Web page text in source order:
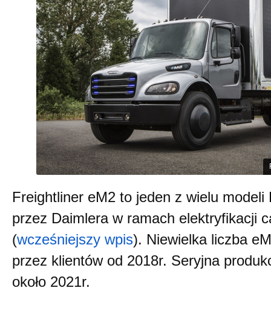
Freightliner eM2 to jeden z wielu modeli
przez Daimlera w ramach elektryfikacji
(wcześniejszy wpis). Niewielka liczba
przez klientów od 2018r. Seryjna
około 2021r.